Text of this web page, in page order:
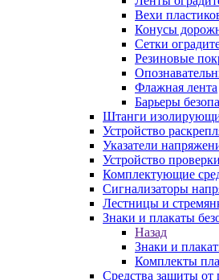
Вехи
Конусы
Сетки
Резиновые
Флажная лента
Барьеры
Штанги
Устройство
Указатели
Устройство
Комплектующие
Сигнализаторы
Лестницы и
Знаки и плакаты
Назад
Знаки и
Комплекты
Средства защиты от